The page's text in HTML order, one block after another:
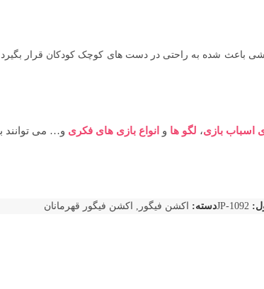
باعث شده به راحتی در دست های کوچک کودکان قرار
اسباب بازی، لگو ها و انواع بازی های فکری و… می توانند
JP-1092دسته: اکشن فیگور , اکشن فیگور قهرمانان